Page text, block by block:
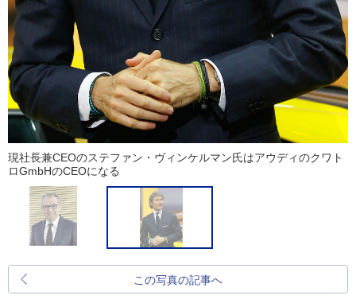
現社長兼CEOのステファン・ヴィンケルマン氏はアウディのクワト
ロGmbHのCEOになる
この写真の記事へ